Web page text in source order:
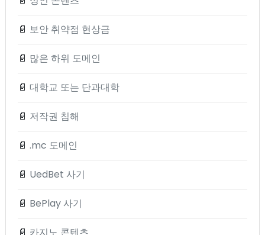
📄 보안 취약점 현상금
📄 많은 하위 도메인
📄 대학교 또는 단과대학
📄 저작권 침해
📄 .mc 도메인
📄 UedBet 사기
📄 BePlay 사기